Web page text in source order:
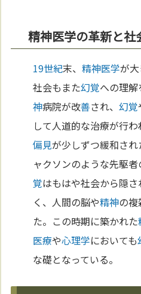
精神医学の革新と社
19世紀末、精神医学が大
社会もまた幻覚への理
神病院が改善され、幻覚
して人道的な治療が行
偏見が少しずつ緩和され
ャクソンのような先駆
覚はもはや社会から隠
く、人間の脳や精神の
た。この時期に築かれた
医療や心理学においても
な礎となっている。